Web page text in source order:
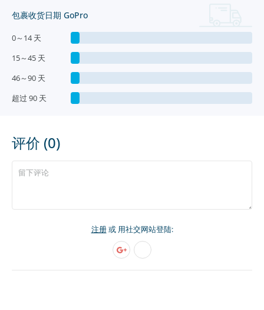
包裹收货日期 GoPro
0～14 天
15～45 天
46～90 天
超过 90 天
评价 (0)
注册或 用社交网站登陆: